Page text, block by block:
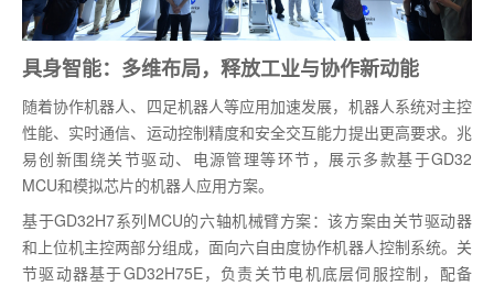
具身智能：多维布局，释放工业与协作新动能
随着协作机器人、四足机器人等应用加速发展，机器人系统对主控
性能、实时通信、运动控制精度和安全交互能力提出更高要求。兆
易创新围绕关节驱动、电源管理等环节，展示多款基于GD32
MCU和模拟芯片的机器人应用方案。
基于GD32H7系列MCU的六轴机械臂方案：该方案由关节驱动器
和上位机主控两部分组成，面向六自由度协作机器人控制系统。关
节驱动器基于GD32H75E，负责关节电机底层伺服控制，配备